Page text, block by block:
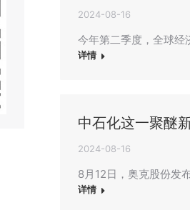
2024-08-16
今年第二季度，全球经
详情
中石化这一聚醚
2024-08-16
8月12日，奥克股份发
详情